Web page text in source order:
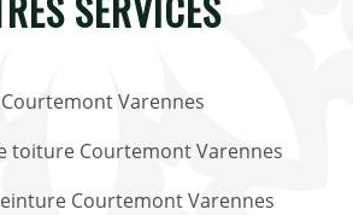
Varennes
toiture Courtemont Varennes
Courtemont Varennes